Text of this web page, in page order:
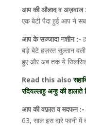
आप की औलाद व अज़वाज
एक बेटी पैदा हुई आप ने सब
आप के सज्जादा नशीन :-
बड़े बेटे हज़रत सुल्तान
हुए और अब तक ये
Read this also
रदियल्लाहु अन्हु की
आप की वफ़ात व मदफन :-
63, साल इस दारे फानी में